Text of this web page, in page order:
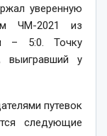
уверенную
ЧМ-2021 из
– 5:0. Точку
выигравший у
путевок
следующие